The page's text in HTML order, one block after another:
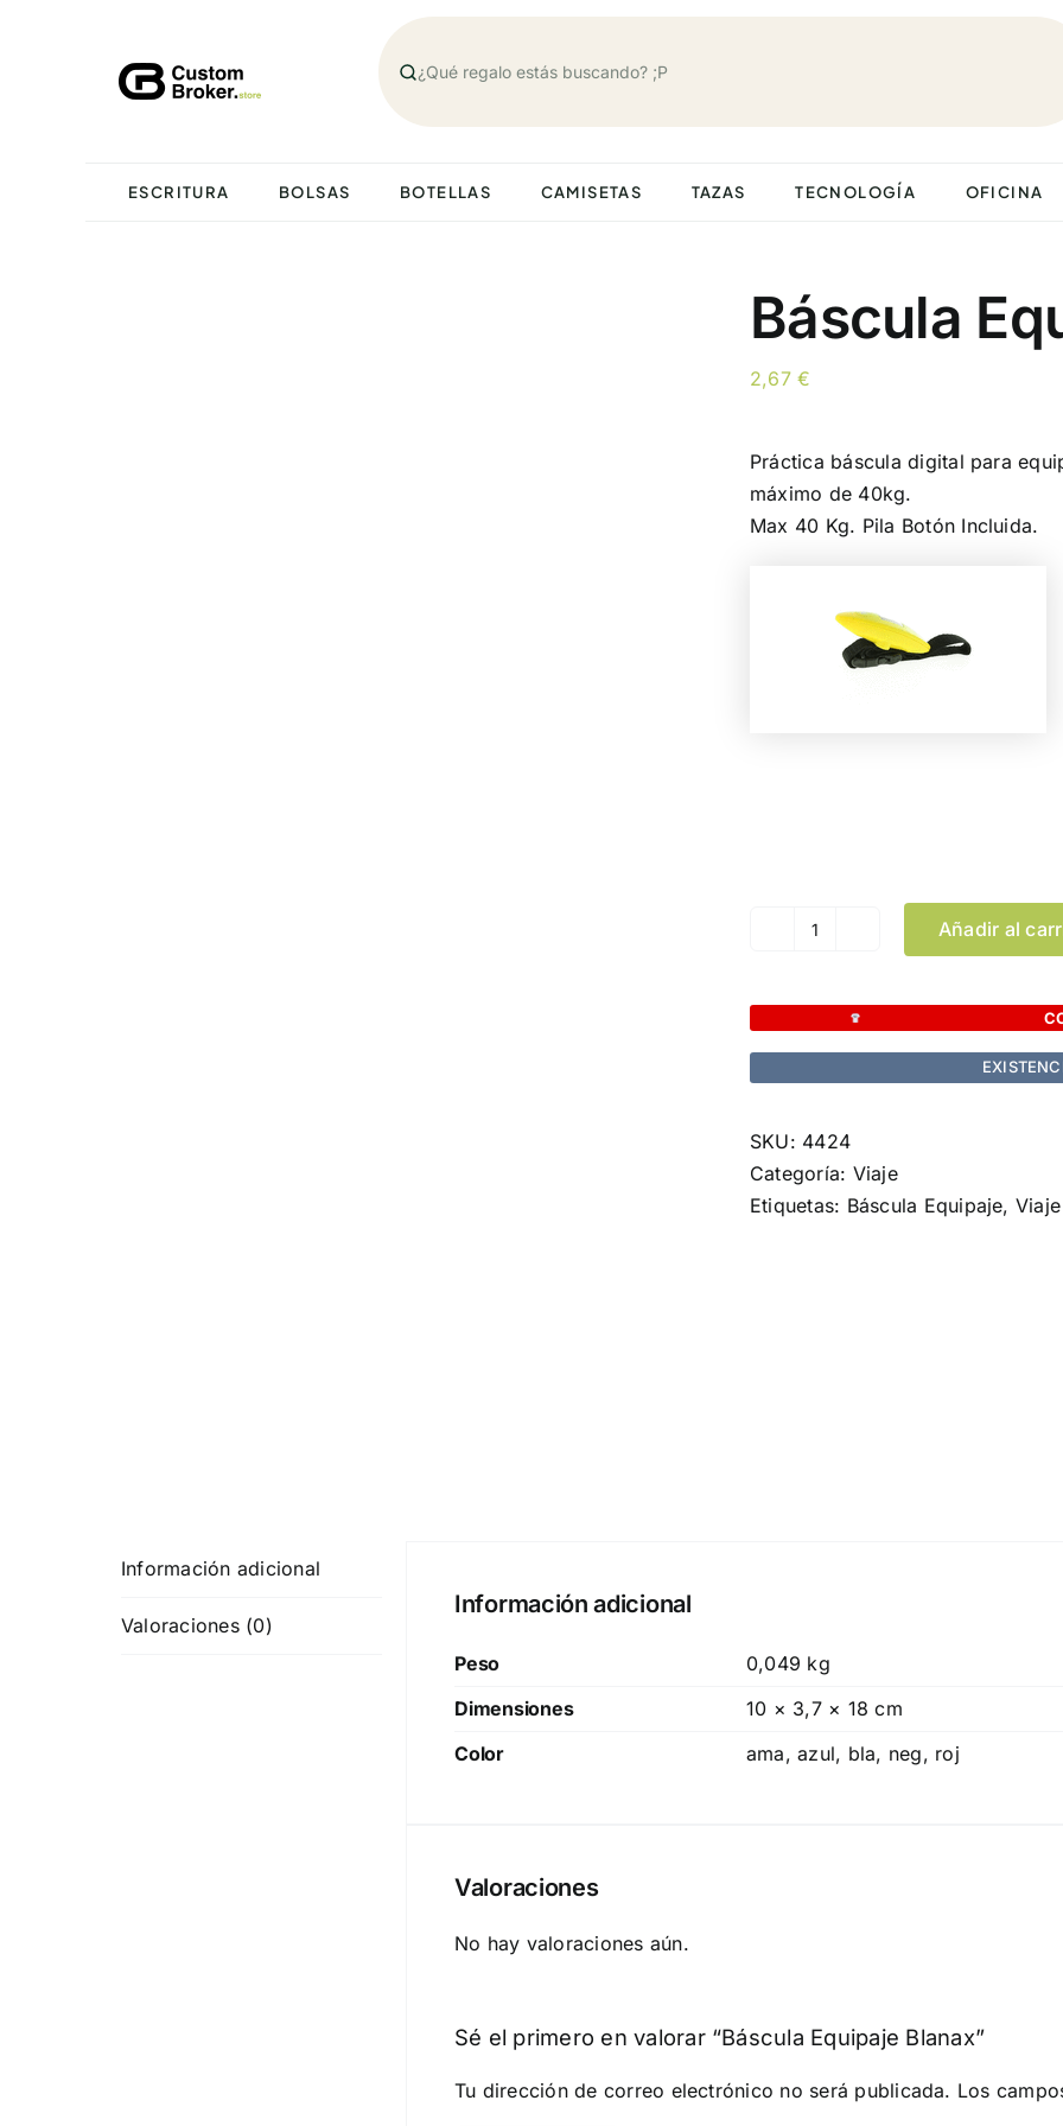
ESCRITURA BOLSAS BOTELLAS CAMISETAS TAZAS TECNOLOGÍA OFICINA
Báscula
2,67€
Práctica báscula digital para
máximo de 40kg.
Max 40 Kg. Pila Botón Incluida.
Báscula
Blanax
cantidad
Añadir al
SKU: 4424
Categoría: Viaje
Etiquetas: Báscula Equipaje, Viaje
Información adicional
Valoraciones (0)
Información adicional
Peso
0,049 kg
Dimensiones
10 × 3,7 × 18 cm
Color
ama, azul, bla, neg, roj
Valoraciones
No hay valoraciones aún.
Sé el primero en valorar “Báscula Equipaje Blanax”
Tu dirección de correo electrónico no será publicada. Los